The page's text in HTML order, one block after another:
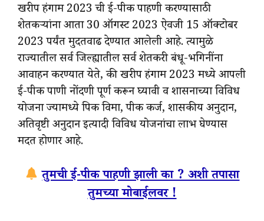
खरीप हंगाम 2023 ची ई-पीक पाहणी करण्यासाठी
शेतकऱ्यांना आता 30 ऑगस्ट 2023 ऐवजी 15 ऑक्टोबर
2023 पर्यंत मुदतवाढ देण्यात आलेली आहे. त्यामुळे
राज्यातील सर्व जिल्ह्यातील सर्व शेतकरी बंधू-भगिनींना
आवाहन करण्यात येते, की खरीप हंगाम 2023 मध्ये आपली
ई-पीक पाणी नोंदणी पूर्ण करून घ्यावी व शासनाच्या विविध
योजना ज्यामध्ये पिक विमा, पीक कर्ज, शासकीय अनुदान,
अतिवृष्टी अनुदान इत्यादी विविध योजनांचा लाभ घेण्यास
मदत होणार आहे.
तुमची ई-पीक पाहणी झाली का ? अशी तपासा
तुमच्या मोबाईलवर !